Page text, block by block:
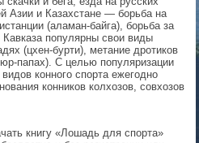
Азии и Казахстане — борьба на
(аламан-байга), борьба за
популярны свои виды
(цхен-бурти), метание дротиков
папах). С целью популяризации
конного спорта ежегодно
конников колхозов, совхозов
книгу «Лошадь для спорта»